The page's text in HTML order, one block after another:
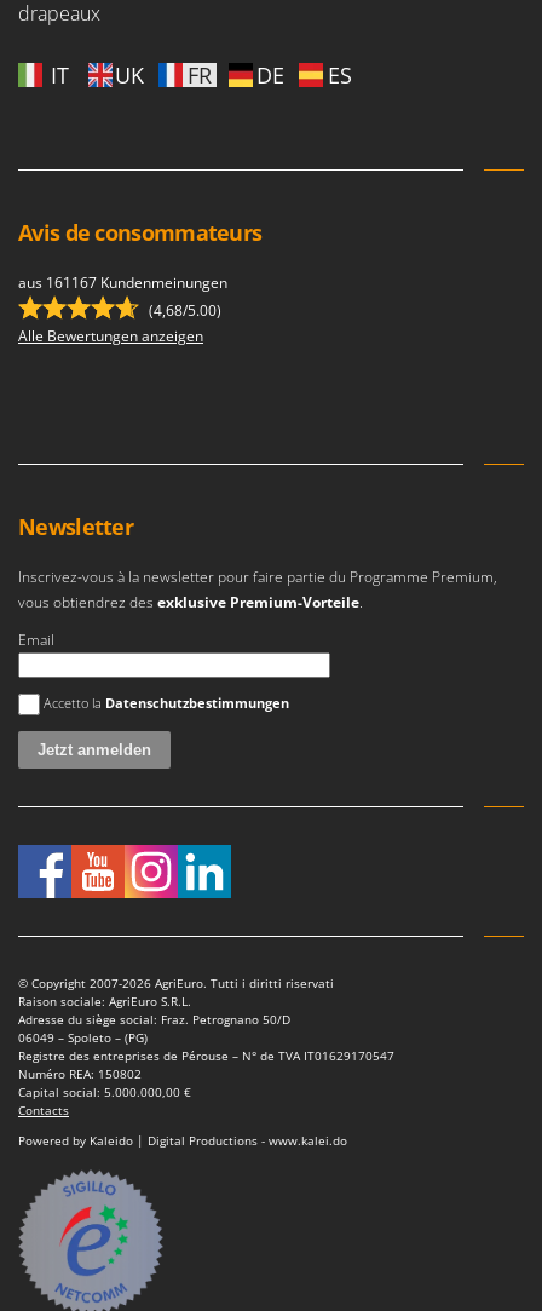
drapeaux
IT UK FR DE ES
Avis de consommateurs
aus 161167 Kundenmeinungen
(4,68/5.00)
Alle Bewertungen anzeigen
Newsletter
Inscrivez-vous à la newsletter pour faire partie du Programme Premium,
vous obtiendrez des exklusive Premium-Vorteile.
Email
Es ist ein Fehler aufgetreten
Accetto la Datenschutzbestimmungen
© Copyright 2007-2026 AgriEuro. Tutti i diritti riservati
Raison sociale: AgriEuro S.R.L.
Adresse du siège social: Fraz. Petrognano 50/D
06049 – Spoleto – (PG)
Registre des entreprises de Pérouse – N° de TVA IT01629170547
Numéro REA: 150802
Capital social: 5.000.000,00 €
Contacts
Powered by Kaleido | Digital Productions - www.kalei.do